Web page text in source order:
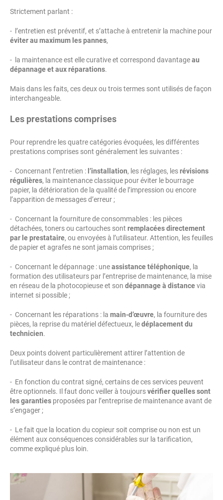
Strictement parlant :
- l’entretien est préventif, et s’attache à entretenir la machine pour
éviter au maximum les pannes,
- la maintenance est elle curative et correspond davantageau
dépannage et aux réparations.
Mais dans les faits, ces deux ou trois termes sont utilisés de façon
interchangeable.
Les prestations comprises
Pour reprendre les quatre catégories évoquées, les différentes
prestations comprises sont généralement les suivantes :
- Concernant l’entretien : l’installation, les réglages, lesrévisions
régulières, la maintenance classique pour éviter le bourrage
papier, la détérioration de la qualité de l’impression ou encore
l’apparition de messages d’erreur ;
- Concernant la fourniture de consommables : les pièces
détachées, toners ou cartouches sont remplacées directement
par le prestataire, ou envoyées à l’utilisateur. Attention, les feuilles
de papier et agrafes ne sont jamais comprises ;
- Concernant le dépannage : uneassistance téléphonique, la
formation des utilisateurs par l’entreprise de maintenance, la mise
en réseau de la photocopieuse et son dépannage à distancevia
internet si possible ;
- Concernant les réparations : la main-d’œuvre, la fourniture des
pièces, la reprise du matériel défectueux, ledéplacement du
technicien.
Deux points doivent particulièrement attirer l’attention de
l’utilisateur dans le contrat de maintenance :
- En fonction du contrat signé, certains de ces services peuvent
être optionnels. Il faut donc veiller à toujoursvérifier quelles sont
les garanties proposées par l’entreprise de maintenance avant de
s’engager ;
- Le fait que la location du copieur soit comprise ou non est un
élément aux conséquences considérables sur la tarification,
comme expliqué plus loin.